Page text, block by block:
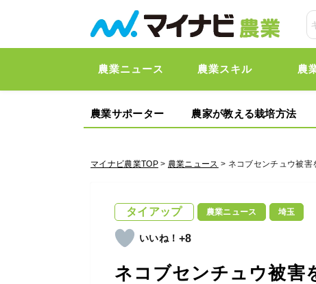
農業ニュース 農業スキル 農
農業サポーター 農家が教える栽培方法
マイナビ農業TOP> 農業ニュース > ネコブセンチュウ被害
タイアップ 農業ニュース 埼玉
+8
ネコブセンチュウ被害